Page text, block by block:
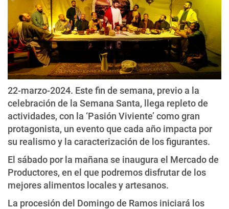
22-marzo-2024. Este fin de semana, previo a la
celebración de la Semana Santa, llega repleto de
actividades, con la ‘Pasión Viviente’ como gran
protagonista, un evento que cada año impacta por
su realismo y la caracterización de los figurantes.
El sábado por la mañana se inaugura el Mercado de
Productores, en el que podremos disfrutar de los
mejores alimentos locales y artesanos.
La procesión del Domingo de Ramos iniciará los